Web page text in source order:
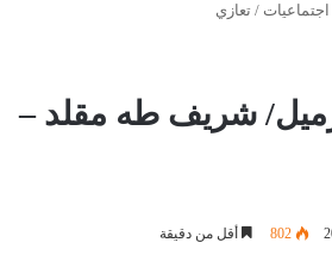
اجتماعيات / تعازي
شريف طه مقلد –
802 أقل من دقيقة